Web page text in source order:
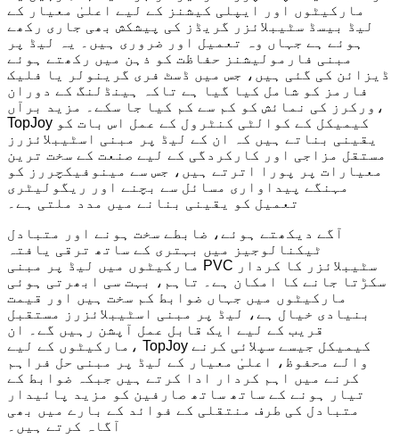
مارکیٹوں اور ایپلی کیشنز کے لیے اعلیٰ معیار کے
لیڈ بیسڈ سٹیبلائزر گریڈز کی پیشکش بھی جاری رکھے
ہوئے ہے جہاں وہ تعمیل اور ضروری ہیں۔ یہ لیڈ پر
مبنی فارمولیشنز حفاظت کو ذہن میں رکھتے ہوئے
ڈیزائن کی گئی ہیں، جس میں ڈسٹ فری گرینولر یا فلیک
فارمز کو شامل کیا گیا ہے تاکہ ہینڈلنگ کے دوران
ورکرز کی نمائش کو کم سے کم کیا جا سکے۔ مزید برآں،
TopJoy کیمیکل کے کوالٹی کنٹرول کے عمل اس بات کو
یقینی بناتے ہیں کہ ان کے لیڈ پر مبنی اسٹیبلائزرز
مستقل مزاجی اور کارکردگی کے لیے صنعت کے سخت ترین
معیارات پر پورا اترتے ہیں، جس سے مینوفیکچررز کو
مہنگے پیداواری مسائل سے بچنے اور ریگولیٹری
تعمیل کو یقینی بنانے میں مدد ملتی ہے۔
آگے دیکھتے ہوئے، ضابطے سخت ہونے اور متبادل
ٹیکنالوجیز میں بہتری کے ساتھ ترقی یافتہ
مارکیٹوں میں لیڈ پر مبنی PVC سٹیبلائزر کا کردار
سکڑتا جانے کا امکان ہے۔ تاہم، بہت سی ابھرتی ہوئی
مارکیٹوں میں جہاں ضوابط کم سخت ہیں اور قیمت
بنیادی خیال ہے، لیڈ پر مبنی اسٹیبلائزرز مستقبل
قریب کے لیے ایک قابل عمل آپشن رہیں گے۔ ان
مارکیٹوں کے لیے، TopJoy کیمیکل جیسے سپلائی کرنے
والے محفوظ، اعلیٰ معیار کے لیڈ پر مبنی حل فراہم
کرنے میں اہم کردار ادا کرتے ہیں جبکہ ضوابط کے
تیار ہونے کے ساتھ ساتھ صارفین کو مزید پائیدار
متبادل کی طرف منتقلی کے فوائد کے بارے میں بھی
آگاہ کرتے ہیں۔